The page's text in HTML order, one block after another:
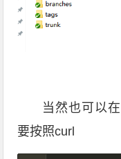
当然也可以
要按照curl